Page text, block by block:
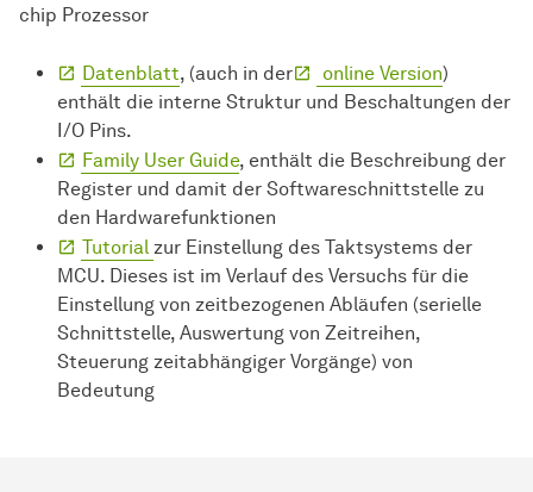
chip Prozessor
Datenblatt, (auch in der online Version)
enthält die interne Struktur und Beschaltungen der
I/O Pins.
Family User Guide, enthält die Beschreibung der
Register und damit der Softwareschnittstelle zu
den Hardwarefunktionen
Tutorial zur Einstellung des Taktsystems der
MCU. Dieses ist im Verlauf des Versuchs für die
Einstellung von zeitbezogenen Abläufen (serielle
Schnittstelle, Auswertung von Zeitreihen,
Steuerung zeitabhängiger Vorgänge) von
Bedeutung